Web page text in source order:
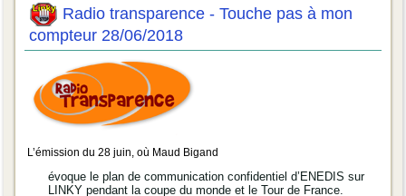
Radio transparence - Touche pas à mon
compteur 28/06/2018
L’émission du 28 juin, où Maud Bigand
évoque le plan de communication confidentiel d’ENEDIS sur
LINKY pendant la coupe du monde et le Tour de France.